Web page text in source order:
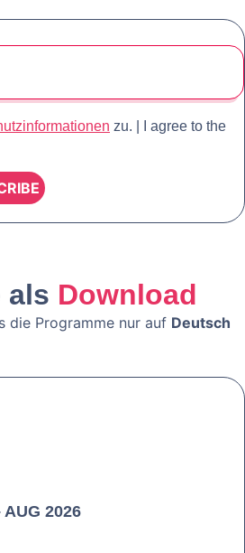
zu. | I agree to the
als Download
die Programme nur auf Deutsch
2026